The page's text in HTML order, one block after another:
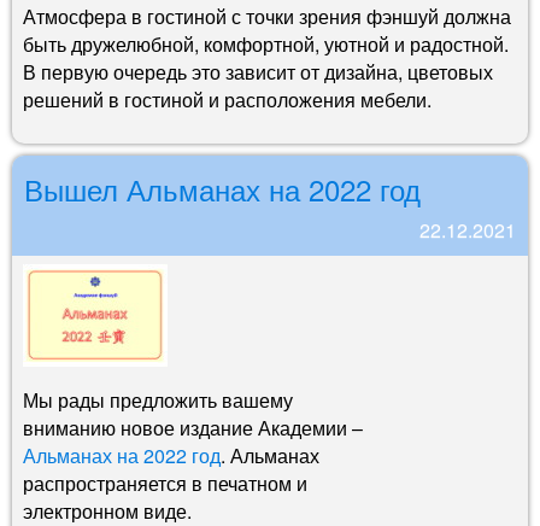
Атмосфера в гостиной с точки зрения фэншуй должна
быть дружелюбной, комфортной, уютной и радостной.
В первую очередь это зависит от дизайна, цветовых
решений в гостиной и расположения мебели.
Вышел Альманах на 2022 год
22.12.2021
Мы рады предложить вашему
вниманию новое издание Академии –
Альманах на 2022 год. Альманах
распространяется в печатном и
электронном виде.